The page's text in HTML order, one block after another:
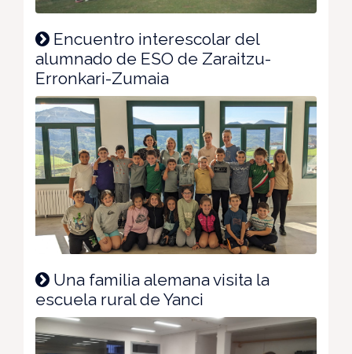
Encuentro interescolar del
alumnado de ESO de Zaraitzu-
Erronkari-Zumaia
Una familia alemana visita la
escuela rural de Yanci